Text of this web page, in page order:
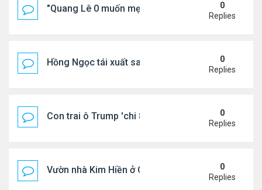
"Quang Lê 0 muốn mẹ thua kém người khác"
0
Replies
Hồng Ngọc tái xuất sau nhiều năm ở ẩn
0
Replies
Con trai ô Trump 'chi 8.5 triệu để xóa ràng buộc
0
Replies
Vườn nhà Kim Hiền ở California
0
Replies